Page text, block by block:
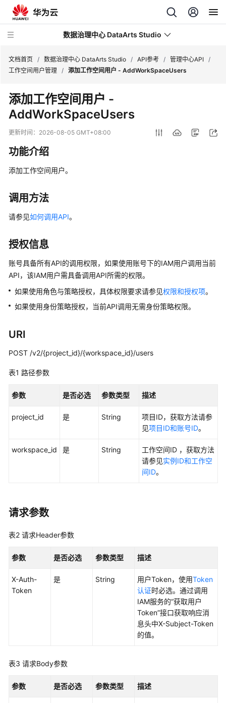
数据治理中心 DataArts Studio
最
新
动
服
务
公
产
品
绍
数
据
理
方
快
入
户
API
参
用
前
文档首页 / 数据治理中心 DataArts Studio / API参考 / 管理中心API /
工作空间用户管理 / 添加工作空间用户 - AddWorkSpaceUsers
添加工作空间用户 -
AddWorkSpaceUsers
更新时间： 2026-08-05 GMT+08:00
功能介绍
添加工作空间用户。
调用方法
请参见如何调用API。
授权信息
账号具备所有API的调用权限，如果使用账号下的IAM用户调用当前
API，该IAM用户需具备调用API所需的权限。
如果使用角色与策略授权，具体权限要求请参见权限和授权项。
如果使用身份策略授权，当前API调用无需身份策略权限。
URI
POST /v2/{project_id}/{workspace_id}/users
表1 路径参数
参数 是否必选 参数类型 描述
project_id 是 String
项目ID，获取方法请参
见项目ID和账号ID。
workspace_id 是 String
工作空间ID ，获取方法
请参见实例ID和工作空
间ID。
请求参数
表2 请求Header参数
参数 是否必选 参数类型 描述
X-Auth-
Token
是 String 用户Token，使用Token
认证时必选。通过调用
IAM服务的“获取用户
Token”接口获取响应消
息头中X-Subject-Token
的值。
表3 请求Body参数
参数 是否必选 参数类型 描述